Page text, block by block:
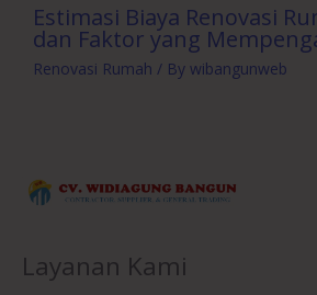
Estimasi Biaya Renovasi
dan Faktor yang
Renovasi Rumah / By wibangunweb
Layanan Kami